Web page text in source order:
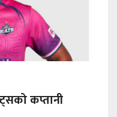
कप्तानी